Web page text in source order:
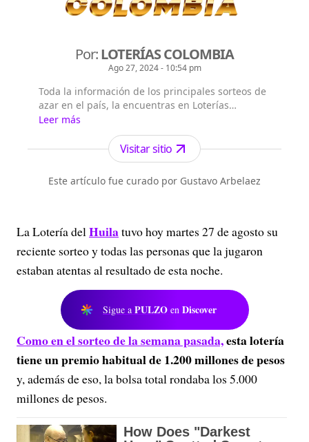
Por:LOTERÍAS COLOMBIA
Ago 27, 2024 - 10:54 pm
Toda la información de los principales sorteos de
azar en el país, la encuentras en Loterías
Colombia.
Leer más
Visitar sitio
Este artículo fue curado por Gustavo Arbelaez
La Lotería delHuilatuvo hoy martes 27 de agosto su
reciente sorteo y todas las personas que la jugaron
estaban atentas al resultado de esta noche.
Sigue a PULZO en Discover
Como en el sorteo de la semana pasada,esta lotería
tiene un premio habitual de 1.200 millones de pesos
y, además de eso, la bolsa total rondaba los 5.000
millones de pesos.